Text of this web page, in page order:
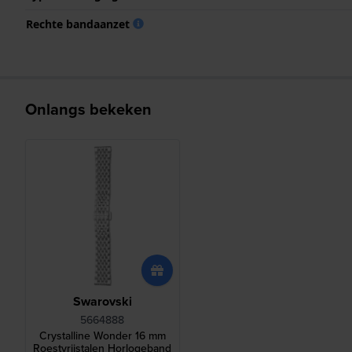
Rechte bandaanzet
Onlangs bekeken
Swarovski
5664888
Crystalline Wonder 16 mm